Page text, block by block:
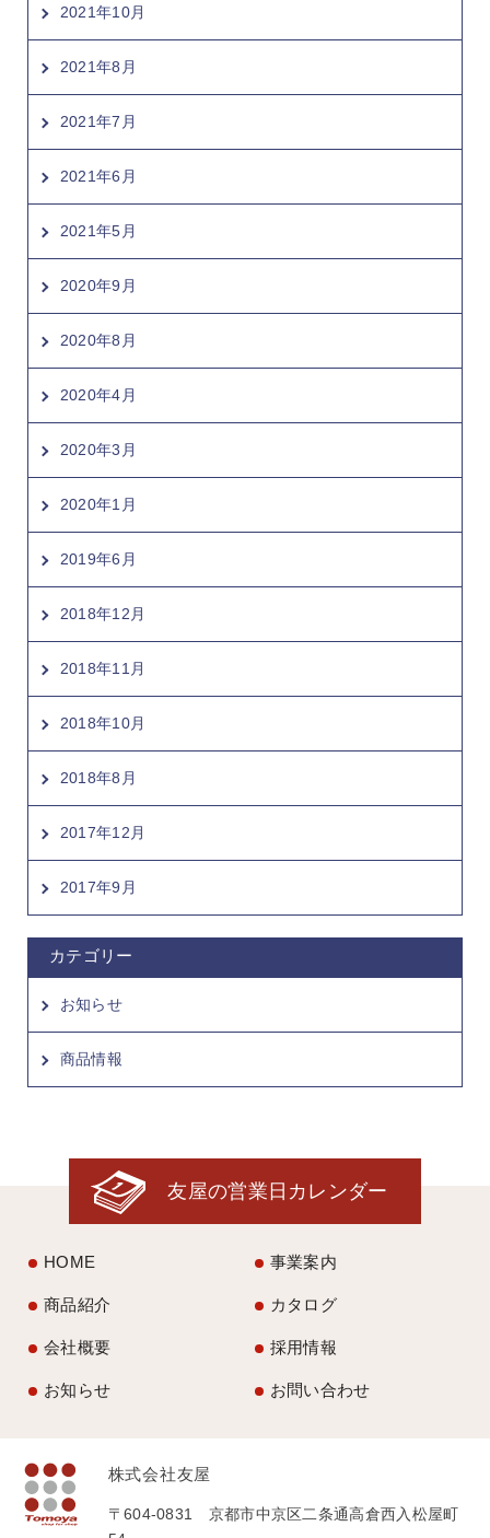
2021年10月
2021年8月
2021年7月
2021年6月
2021年5月
2020年9月
2020年8月
2020年4月
2020年3月
2020年1月
2019年6月
2018年12月
2018年11月
2018年10月
2018年8月
2017年12月
2017年9月
カテゴリー
お知らせ
商品情報
友屋の営業日カレンダー
HOME 事業案内
商品紹介 カタログ
会社概要 採用情報
お知らせ お問い合わせ
株式会社友屋
〒604-0831 京都市中京区二条通高倉西入松屋町